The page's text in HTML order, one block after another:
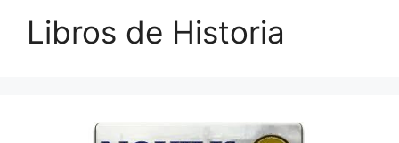
Libros de Historia